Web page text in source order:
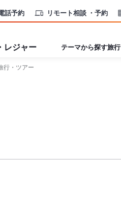
話予約 リモート相談 ・予約
レジャー テーマから探す旅行
行・ツアー